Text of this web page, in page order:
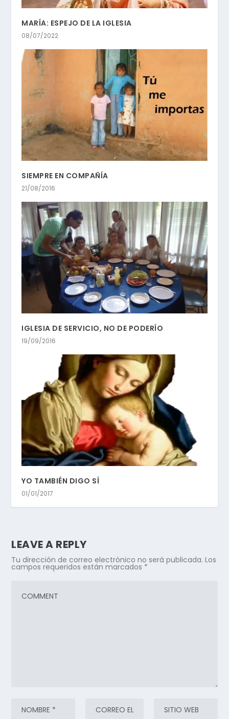
MARÍA: ESPEJO DE LA IGLESIA
08/07/2022
SIEMPRE EN COMPAÑÍA
21/08/2016
IGLESIA DE SERVICIO, NO DE PODERÍO
19/09/2016
YO TAMBIÉN DIGO SÍ
01/01/2017
LEAVE A REPLY
Tu dirección de correo electrónico no será publicada. Los
campos requeridos están marcados *